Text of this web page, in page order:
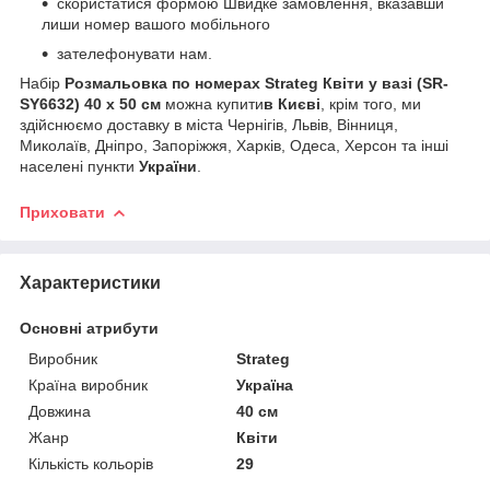
лиши номер вашого мобільного
зателефонувати нам.
Набір Розмальовка по номерах Strateg Квіти у вазі (SR-
SY6632) 40 х 50 см можна купитив Києві , крім того, ми
здійснюємо доставку в міста Чернігів, Львів, Вінниця,
Миколаїв, Дніпро, Запоріжжя, Харків, Одеса, Херсон та інші
населені пункти України
Приховати
Характеристики
Основні атрибути
Виробник
Strateg
Країна виробник
Україна
Довжина
40 см
Жанр
Квіти
Кількість кольорів
29